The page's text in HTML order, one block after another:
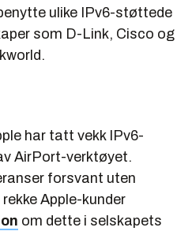
ulike IPv6-støttede
som D-Link, Cisco og
har tatt vekk IPv6-
AirPort-verktøyet.
forsvant uten
Apple-kunder
om dette i selskapets